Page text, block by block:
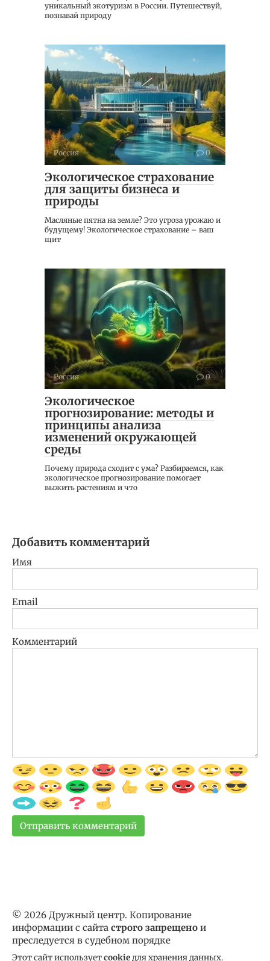
уникальный экотуризм в России. Путешествуй,
познавай природу
Россия 0
Экологическое страхование
для защиты бизнеса и
природы
Масляные пятна на земле? Это угроза урожаю и
будущему! Экологическое страхование – ваш
щит
Россия 0
Экологическое
прогнозирование: методы и
принципы анализа
изменений окружающей
среды
Почему природа сходит с ума? Разбираемся, как
экологическое прогнозирование помогает
выжить растениям и что
Добавить комментарий
Имя
Email
Комментарий
© 2026 Дружный центр. Копирование
информации с сайта строго запрещено и
преследуется в судебном порядке
Этот сайт используетcookieдля хранения данных.